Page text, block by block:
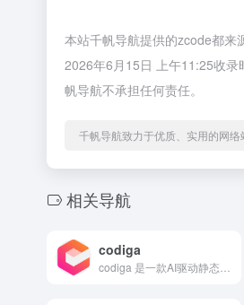
本站千帆导航提供的zcode都来
2026年6月15日 上午11:25收录
帆导航不承担任何责任。
千帆导航致力于优质、实用的网络
相关导航
codiga